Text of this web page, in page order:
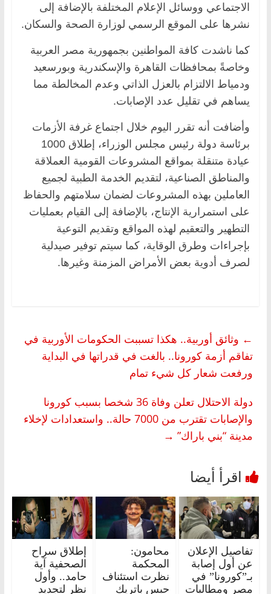
الاجتماعي ووسائل الإعلام المختلفة بالإضافة إلى
نشرها على الموقع الرسمي لوزارة الصحة والسكان.
كما ناشدت كافة المواطنين بجمهورية مصر العربية
وخاصةً بمحافظات القاهرة والإسكندرية وبورسعيد
ودمياط الالتزام بالعزل الذاتي وعدم المخالطة مما
يساهم في تقليل عدد الإصابات.
وأضافت أنه تقرر اليوم خلال اجتماع غرفة الأزمات
برئاسة دولة رئيس مجلس الوزراء، إطلاق 1000
عيادة متنقلة بمواقع المشروعات القومية العملاقة
والمناطق الصناعية، لتقديم الخدمة الطبية لجميع
العاملين بهذه المشروعات لضمان سلامتهم والحفاظ
على استمرارية الإنتاج، بالإضافة إلى القيام بعمليات
التطهير والتعقيم لهذه المواقع وتقديم التوعية
بإجراءات وطرق الوقاية، كما سيتم توفير صيدلية
لصرف أدوية بعض الأمراض المزمنة وغيرها.
← وثائق أوربية.. هكذا تسببت الحكومات الأوربية في
تفاقم أزمة كورونا.. بالغت في قدراتها في البداية
ورفعت شعار كل شيء تمام
دولة الاحتلال تعلن وفاة 36 شخصا بسبب كورونا
والإصابات تقترب من 7000 حالة.. واستعدادات لإخلاء
مدينة “بني باراك” →
تفاصيل الإعلان
عن أول إصابة
بـ”كورونا” في
مصر ومطالبات
محامون:
المحكمة
نظرت استئناف
حبس باتريك
إطلاق سراح
الصحفية آية
حامد.. وأول
نظر لتجديد